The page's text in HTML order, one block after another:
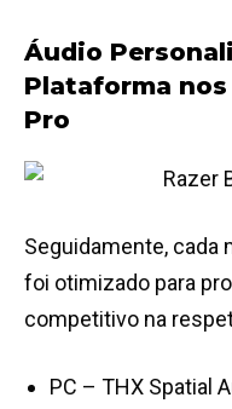
Áudio
Plataforma nos
Pro
Seguidamente, cada
foi otimizado para
competitivo na
PC – THX Spatial